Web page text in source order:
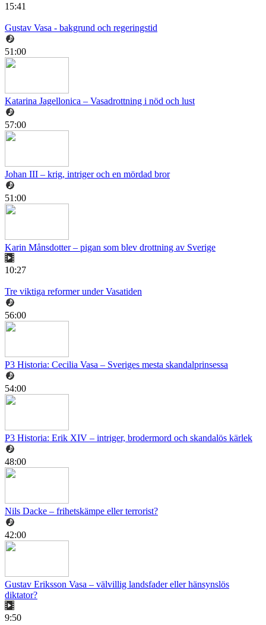
15:41
Gustav Vasa - bakgrund och regeringstid
51:00
Katarina Jagellonica – Vasadrottning i nöd och lust
57:00
Johan III – krig, intriger och en mördad bror
51:00
Karin Månsdotter – pigan som blev drottning av Sverige
10:27
Tre viktiga reformer under Vasatiden
56:00
P3 Historia: Cecilia Vasa – Sveriges mesta skandalprinsessa
54:00
P3 Historia: Erik XIV – intriger, brodermord och skandalös kärlek
48:00
Nils Dacke – frihetskämpe eller terrorist?
42:00
Gustav Eriksson Vasa – välvillig landsfader eller hänsynslös
diktator?
9:50